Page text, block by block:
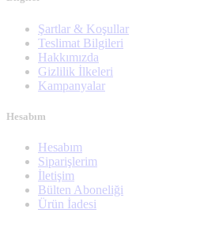
Şartlar & Koşullar
Teslimat Bilgileri
Hakkımızda
Gizlilik İlkeleri
Kampanyalar
Hesabım
Hesabım
Siparişlerim
İletişim
Bülten Aboneliği
Ürün İadesi